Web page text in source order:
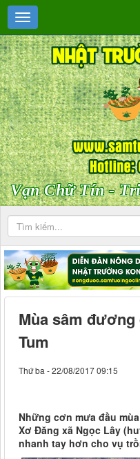
Vạn Chữ Tín -
Mùa sâm
Tum
Thứ ba - 22/08/2017 09:15
Những cơn mưa đầu
Xơ Đăng xã Ngọc Lây
nhanh tay hơn cho vụ